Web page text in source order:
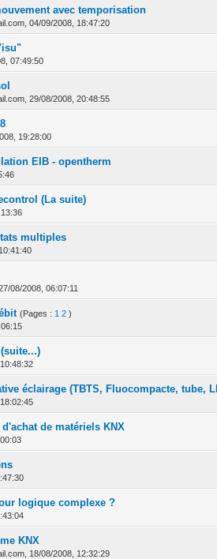
avec temporisation
04/09/2008, 18:47:20
moyenne
45
07:49:50
moyenne
45
29/08/2008, 20:48:55
moyenne
4
19:28:00
moyenne
4
EIB - opentherm
moyenne
45
(La suite)
moyenne
45
multiples
moyenne
45
08/2008, 06:07:11
moyenne
(Pages : 1 2 )
moyenne
45
moyenne
345
éclairage (TBTS, Fluocompacte, tube,
moyenne
45
d'achat de matériels KNX
moyenne
4 5
moyenne
45
logique complexe ?
moyenne
45
KNX
18/08/2008, 12:32:29
moyenne
45